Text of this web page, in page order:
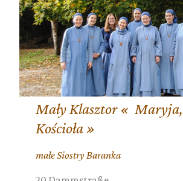
Mały Klasztor «
Kościoła »
małe Siostry Baranka